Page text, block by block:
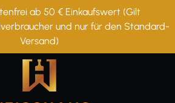
ab 50 € Einkaufswert (Gilt
und nur für den Standard-
Versand)